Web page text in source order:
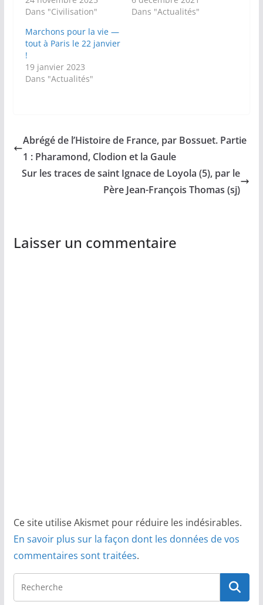
Dans "Civilisation"
Dans "Actualités"
Marchons pour la vie —
tout à Paris le 22 janvier
!
19 janvier 2023
Dans "Actualités"
Abrégé de l’Histoire de France, par Bossuet. Partie
1 : Pharamond, Clodion et la Gaule
Sur les traces de saint Ignace de Loyola (5), par le
Père Jean-François Thomas (sj)
Laisser un commentaire
Ce site utilise Akismet pour réduire les indésirables.
En savoir plus sur la façon dont les données de vos
commentaires sont traitées.